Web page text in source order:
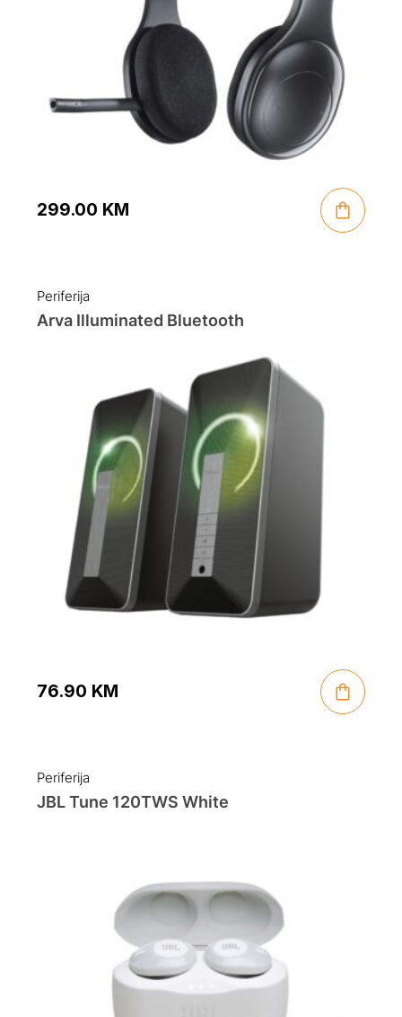
299.00 KM
Periferija
Arva Illuminated Bluetooth
76.90 KM
Periferija
JBL Tune 120TWS White